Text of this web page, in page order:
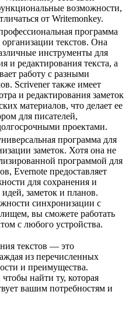
возможности,
от Writemonkey.
программа
текстов. Она
инструменты для
и редактирования текста, а
работу с разными
Scrivener также имеет
и редактирования заметок
материалов, что делает ее
для писателей,
проектами.
программа для
заметок. Хотя она не
программой для
Evernote предоставляет
для сохранения и
заметок и планов.
синхронизации с
вы сможете работать
с любого устройства.
текстов — это
из перечисленных
и преимущества.
найти ту, которая
вашим потребностям и